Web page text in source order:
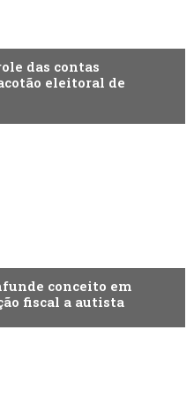
das contas
eleitoral de
conceito em
fiscal a autista